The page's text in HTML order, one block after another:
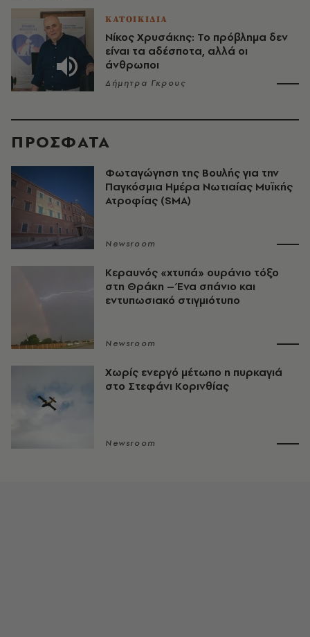
ΚΑΤΟΙΚΙΔΙΑ
Νίκος Χρυσάκης: Το πρόβλημα δεν
είναι τα αδέσποτα, αλλά οι
άνθρωποι
Δήμητρα Γκρους
ΠΡΟΣΦΑΤΑ
Φωταγώγηση της Βουλής για την
Παγκόσμια Ημέρα Νωτιαίας Μυϊκής
Ατροφίας (SMA)
Newsroom
Κεραυνός «χτυπά» ουράνιο τόξο
στη Θράκη – Ένα σπάνιο και
εντυπωσιακό στιγμιότυπο
Newsroom
Χωρίς ενεργό μέτωπο η πυρκαγιά
στο Στεφάνι Κορινθίας
Newsroom